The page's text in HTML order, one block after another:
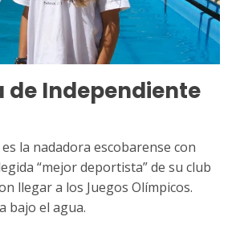
de Independiente
la nadadora escobarense con
“mejor deportista” de su club
llegar a los Juegos Olímpicos.
bajo el agua.